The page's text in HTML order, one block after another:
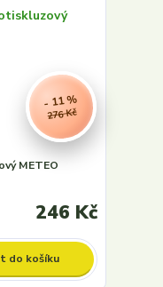
276 Kč
- 11 %
METEO
246 Kč
do košíku